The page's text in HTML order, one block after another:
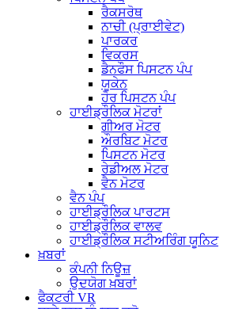
ਰੈਕਸਰੋਥ
ਨਾਚੀ (ਪ੍ਰਾਈਵੇਟ)
ਪਾਰਕਰ
ਵਿਕਰਸ
ਡੈਨਫੌਸ ਪਿਸਟਨ ਪੰਪ
ਯੂਕੇਨ
ਹੋਰ ਪਿਸਟਨ ਪੰਪ
ਹਾਈਡ੍ਰੌਲਿਕ ਮੋਟਰਾਂ
ਗੀਅਰ ਮੋਟਰ
ਔਰਬਿਟ ਮੋਟਰ
ਪਿਸਟਨ ਮੋਟਰ
ਰੇਡੀਅਲ ਮੋਟਰ
ਵੈਨ ਮੋਟਰ
ਵੈਨ ਪੰਪ
ਹਾਈਡ੍ਰੌਲਿਕ ਪਾਰਟਸ
ਹਾਈਡ੍ਰੌਲਿਕ ਵਾਲਵ
ਹਾਈਡ੍ਰੌਲਿਕ ਸਟੀਅਰਿੰਗ ਯੂਨਿਟ
ਖ਼ਬਰਾਂ
ਕੰਪਨੀ ਨਿਊਜ਼
ਉਦਯੋਗ ਖ਼ਬਰਾਂ
ਫੈਕਟਰੀ VR